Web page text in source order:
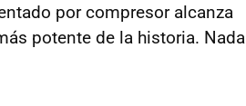
por compresor alcanza
potente de la historia. Nada